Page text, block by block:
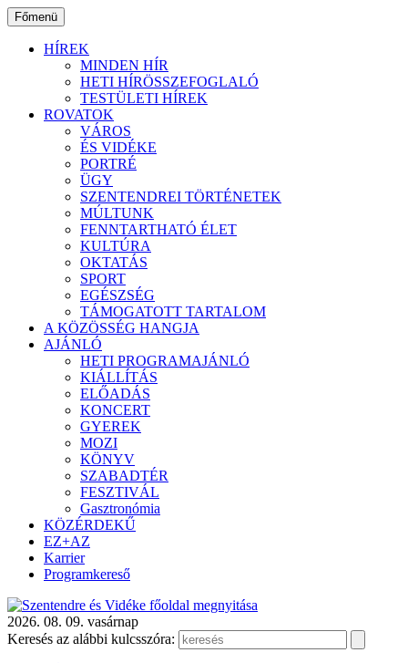
Ugrás
a
tartalomhoz
Főmenü
HÍREK
MINDEN HÍR
HETI HÍRÖSSZEFOGLALÓ
TESTÜLETI HÍREK
ROVATOK
VÁROS
ÉS VIDÉKE
PORTRÉ
ÜGY
SZENTENDREI TÖRTÉNETEK
MÚLTUNK
FENNTARTHATÓ ÉLET
KULTÚRA
OKTATÁS
SPORT
EGÉSZSÉG
TÁMOGATOTT TARTALOM
A KÖZÖSSÉG HANGJA
AJÁNLÓ
HETI PROGRAMAJÁNLÓ
KIÁLLÍTÁS
ELŐADÁS
KONCERT
GYEREK
MOZI
KÖNYV
SZABADTÉR
FESZTIVÁL
Gasztronómia
KÖZÉRDEKŰ
EZ+AZ
Karrier
Programkereső
2026. 08. 09. vasárnap
Keresés az alábbi kulcsszóra: